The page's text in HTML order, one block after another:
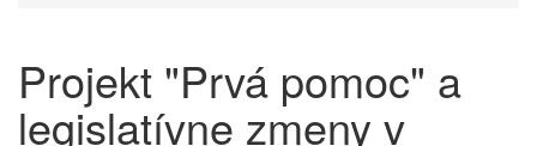
Projekt "Prvá pomoc" a
legislatívne zmeny v